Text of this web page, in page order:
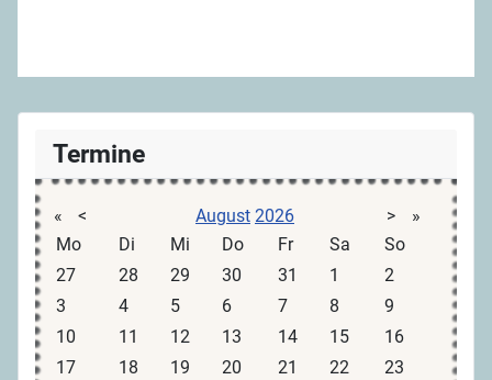
Termine
« < August 2026 >
»
Mo
Di Mi Do Fr Sa
So
27
28 29 30 31 1
2
3
4 5 6 7 8
9
10
11 12 13 14 15
16
17
18 19 20 21 22
23